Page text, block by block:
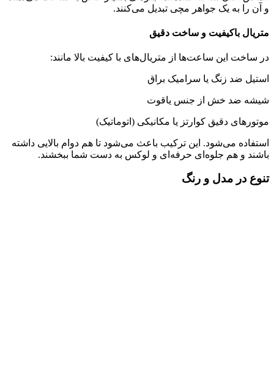
و آن را به یک جواهر مچی تبدیل می‌کنند.
متریال باکیفیت و ساخت دقیق
در ساخت این ساعت‌ها از متریال‌های با کیفیت بالا مانند:
استیل ضد زنگ یا سرامیک براق
شیشه ضد خش از جنس یاقوت
موتورهای دقیق کوارتز یا مکانیکی (اتوماتیک)
استفاده می‌شود. این ترکیب باعث می‌شود تا هم دوام بالایی داشته
باشند و هم جلوه‌ای حرفه‌ای و لوکس به دست شما ببخشند.
تنوع در مدل و رنگ